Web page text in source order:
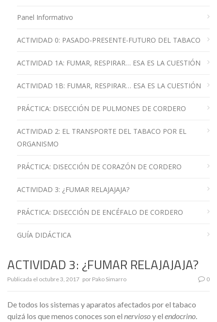
Panel Informativo
ACTIVIDAD 0: PASADO-PRESENTE-FUTURO DEL TABACO
ACTIVIDAD 1A: FUMAR, RESPIRAR… ESA ES LA CUESTIÓN
ACTIVIDAD 1B: FUMAR, RESPIRAR… ESA ES LA CUESTIÓN
PRÁCTICA: DISECCIÓN DE PULMONES DE CORDERO
ACTIVIDAD 2: EL TRANSPORTE DEL TABACO POR EL
ORGANISMO
PRÁCTICA: DISECCIÓN DE CORAZÓN DE CORDERO
ACTIVIDAD 3: ¿FUMAR RELAJAJAJA?
PRÁCTICA: DISECCIÓN DE ENCÉFALO DE CORDERO
GUÍA DIDÁCTICA
ACTIVIDAD 3: ¿FUMAR RELAJAJAJA?
Publicada el octubre 3, 2017 por Pako Simarro 0
De todos los sistemas y aparatos afectados por el tabaco
quizá los que menos conoces son el nerviosoy el endocrino.